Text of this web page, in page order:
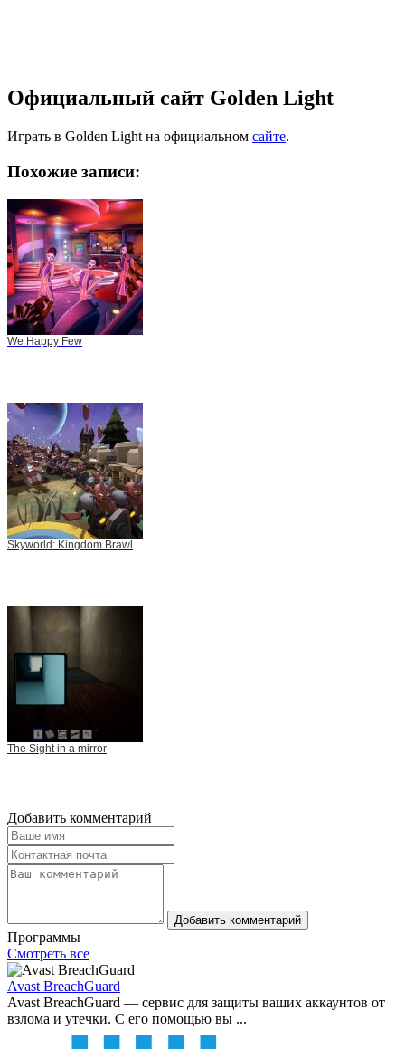
Официальный сайт Golden Light
Играть в Golden Light на официальном сайте.
Похожие записи:
We Happy Few
Skyworld: Kingdom Brawl
The Sight in a mirror
Добавить комментарий
Добавить комментарий
Программы
Смотреть все
Avast BreachGuard
Avast BreachGuard — сервис для защиты ваших аккаунтов от
взлома и утечки. С его помощью вы ...